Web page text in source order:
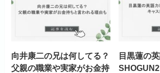
向井康二の兄は何してる？
父親の職業や実家がお金持
目黒蓮の